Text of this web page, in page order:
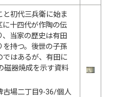
と初代三兵衛に始ま
に十四代が作陶の伝
当家の歴史は有田
持つ。後世の子孫
ではあるが、有田に
磁器焼成を示す資料
古場二丁目9-36/個人